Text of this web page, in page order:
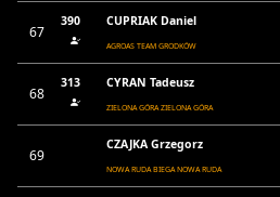
67
390 CUPRIAK Daniel
AGROAS TEAM GRODKÓW
68
313 CYRAN Tadeusz
ZIELONA GÓRA ZIELONA GÓRA
69
CZAJKA Grzegorz
NOWA RUDA BIEGA NOWA RUDA